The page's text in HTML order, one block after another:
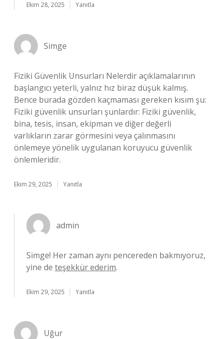
Ekim 28, 2025 Yanıtla
Simge
Fiziki Güvenlik Unsurları Nelerdir açıklamalarının
başlangıcı yeterli, yalnız hız biraz düşük kalmış.
Bence burada gözden kaçmaması gereken kısım şu:
Fiziki güvenlik unsurları şunlardır: Fiziki güvenlik,
bina, tesis, insan, ekipman ve diğer değerli
varlıkların zarar görmesini veya çalınmasını
önlemeye yönelik uygulanan koruyucu güvenlik
önlemleridir.
Ekim 29, 2025 Yanıtla
admin
Simge! Her zaman aynı pencereden bakmıyoruz,
yine de teşekkür ederim.
Ekim 29, 2025 Yanıtla
Uğur